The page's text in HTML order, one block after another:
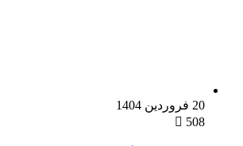
20 فروردین 1404
508